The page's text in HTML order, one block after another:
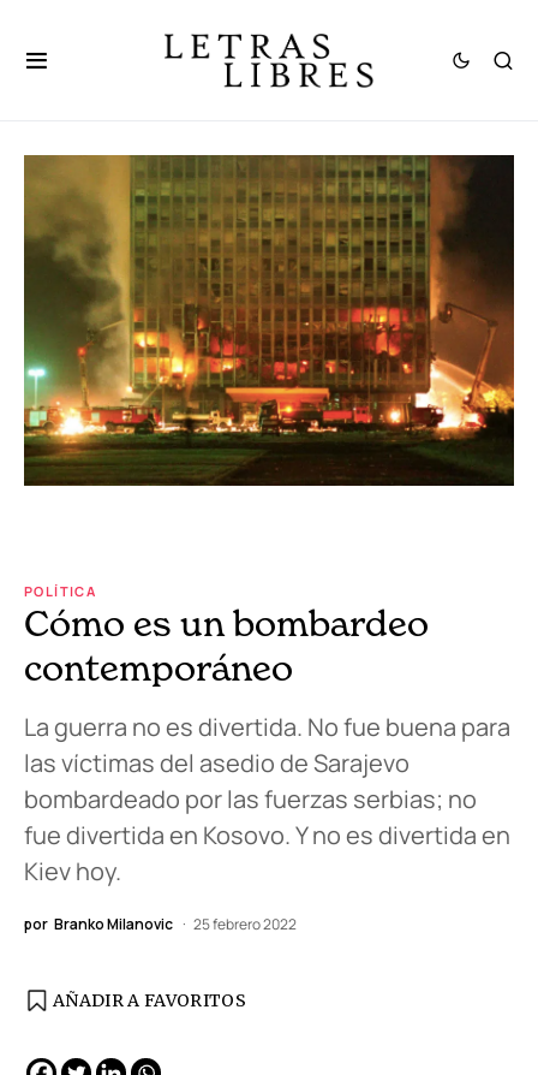
POLÍTICA
Cómo es un bombardeo
contemporáneo
La guerra no es divertida. No fue buena para
las víctimas del asedio de Sarajevo
bombardeado por las fuerzas serbias; no
fue divertida en Kosovo. Y no es divertida en
Kiev hoy.
por Branko Milanovic 25 febrero 2022
AÑADIR A FAVORITOS